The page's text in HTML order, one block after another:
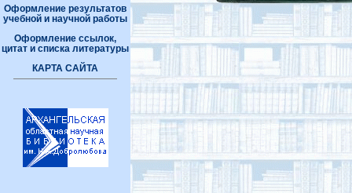
Оформление результатов
учебной и научной работы
Оформление ссылок,
цитат и списка литературы
КАРТА САЙТА